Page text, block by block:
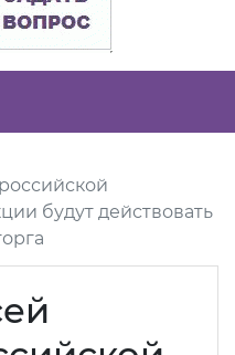
будут действовать